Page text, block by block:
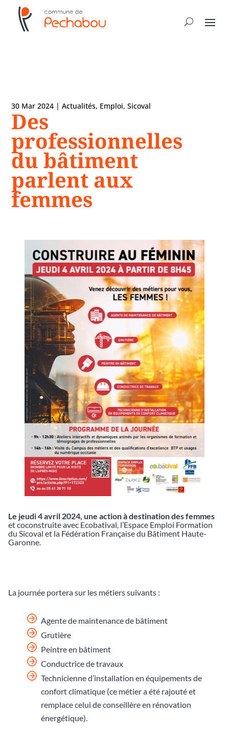
30 Mar 2024 |Actualités, Emploi,Sicoval
Des
professionnelles
du bâtiment
parlent aux
femmes
Le jeudi 4 avril 2024, une action à destination des femmes
et coconstruite avec Ecobatival, l’Espace Emploi Formation
du Sicoval et la Fédération Française du Bâtiment Haute-
Garonne.
La journée portera sur les métiers suivants :
Agente de maintenance de bâtiment
Grutière
Peintre en bâtiment
Conductrice de travaux
Technicienne d’installation en équipements de
confort climatique (ce métier a été rajouté et
remplace celui de conseillère en rénovation
énergétique).